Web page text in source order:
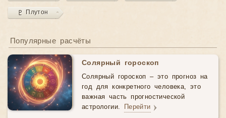
♇ Плутон
Популярные расчёты
Солярный гороскоп
Солярный гороскоп – это прогноз на
год для конкретного человека, это
важная часть прогностической
астрологии.
Перейти